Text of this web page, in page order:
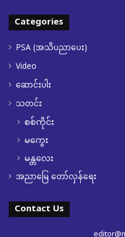
Categories
PSA (အသိပညာပေး)
Video
ဆောင်းပါး
သတင်း
စစ်ကိုင်း
မကွေး
မန္တလေး
အညာမြေ တော်လှန်ရေး
Contact Us